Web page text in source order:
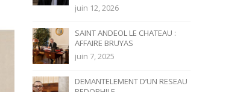
juin 12, 2026
SAINT ANDEOL LE CHATEAU :
AFFAIRE BRUYAS
juin 7, 2025
DEMANTELEMENT D’UN RESEAU